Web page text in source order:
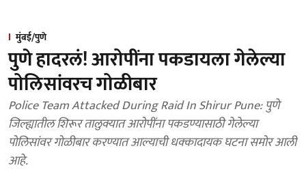
मुंबई/पुणे
पुणे हादरलं! आरोपींना पकडायला गेलेल्या
पोलिसांवरच गोळीबार
Police Team Attacked During Raid In Shirur Pune: पुणे
जिल्ह्यातील शिरूर तालुक्यात आरोपींना पकडण्यासाठी गेलेल्या
पोलिसांवर गोळीबार करण्यात आल्याची धक्कादायक घटना समोर आली
आहे.